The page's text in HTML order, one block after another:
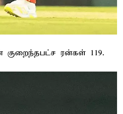
ரன்கள் 119.